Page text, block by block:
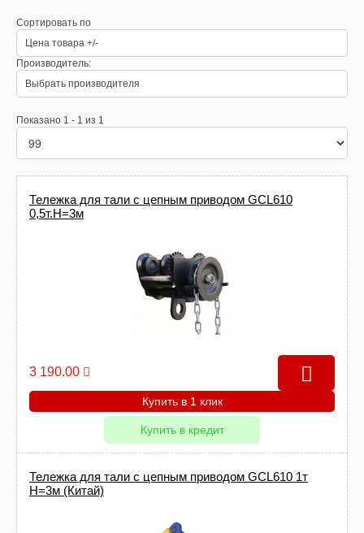
Сортировать по
Цена товара +/-
Производитель:
Выбрать производителя
Показано 1 - 1 из 1
Тележка для тали с цепным приводом GCL610
0,5т.Н=3м
3 190.00
Купить в 1 клик
Купить в кредит
Тележка для тали с цепным приводом GCL610 1т
Н=3м (Китай)